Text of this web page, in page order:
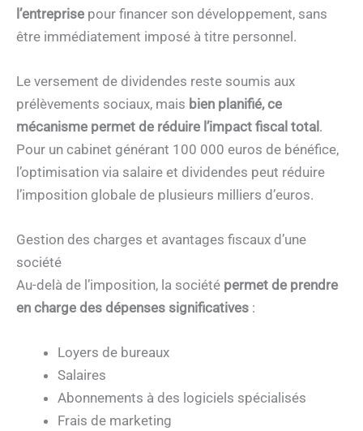
l’entreprise pour financer son développement, sans
être immédiatement imposé à titre personnel.
Le versement de dividendes reste soumis aux
prélèvements sociaux, mais bien planifié, ce
mécanisme permet de réduire l’impact fiscal total.
Pour un cabinet générant 100 000 euros de bénéfice,
l’optimisation via salaire et dividendes peut réduire
l’imposition globale de plusieurs milliers d’euros.
Gestion des charges et avantages fiscaux d’une
société
Au-delà de l’imposition, la société permet de prendre
en charge des dépenses significatives :
Loyers de bureaux
Salaires
Abonnements à des logiciels spécialisés
Frais de marketing